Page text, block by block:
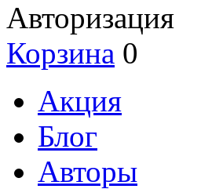
Авторизация
Корзина 0
Акция
Блог
Авторы